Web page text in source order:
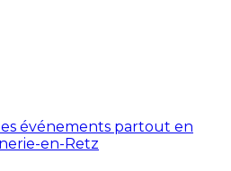
événements partout en
en-Retz